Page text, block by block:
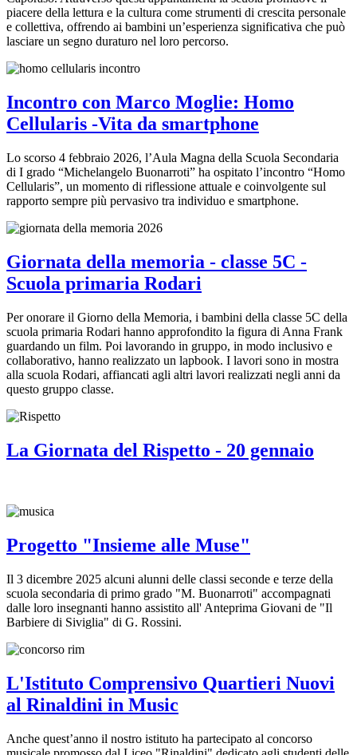
piacere della lettura e la cultura come strumenti di crescita personale
e collettiva, offrendo ai bambini un’esperienza significativa che può
lasciare un segno duraturo nel loro percorso.
Incontro con Marco Moglie: Homo
Cellularis -Vita da smartphone
Lo scorso 4 febbraio 2026, l’Aula Magna della Scuola Secondaria
di I grado “Michelangelo Buonarroti” ha ospitato l’incontro “Homo
Cellularis”, un momento di riflessione attuale e coinvolgente sul
rapporto sempre più pervasivo tra individuo e smartphone.
Giornata della memoria - classe 5C -
Scuola primaria Rodari
Per onorare il Giorno della Memoria, i bambini della classe 5C della
scuola primaria Rodari hanno approfondito la figura di Anna Frank
guardando un film. Poi lavorando in gruppo, in modo inclusivo e
collaborativo, hanno realizzato un lapbook. I lavori sono in mostra
alla scuola Rodari, affiancati agli altri lavori realizzati negli anni da
questo gruppo classe.
La Giornata del Rispetto - 20 gennaio
Progetto "Insieme alle Muse"
Il 3 dicembre 2025 alcuni alunni delle classi seconde e terze della
scuola secondaria di primo grado "M. Buonarroti" accompagnati
dalle loro insegnanti hanno assistito all' Anteprima Giovani de "Il
Barbiere di Siviglia" di G. Rossini.
L'Istituto Comprensivo Quartieri Nuovi
al Rinaldini in Music
Anche quest’anno il nostro istituto ha partecipato al concorso